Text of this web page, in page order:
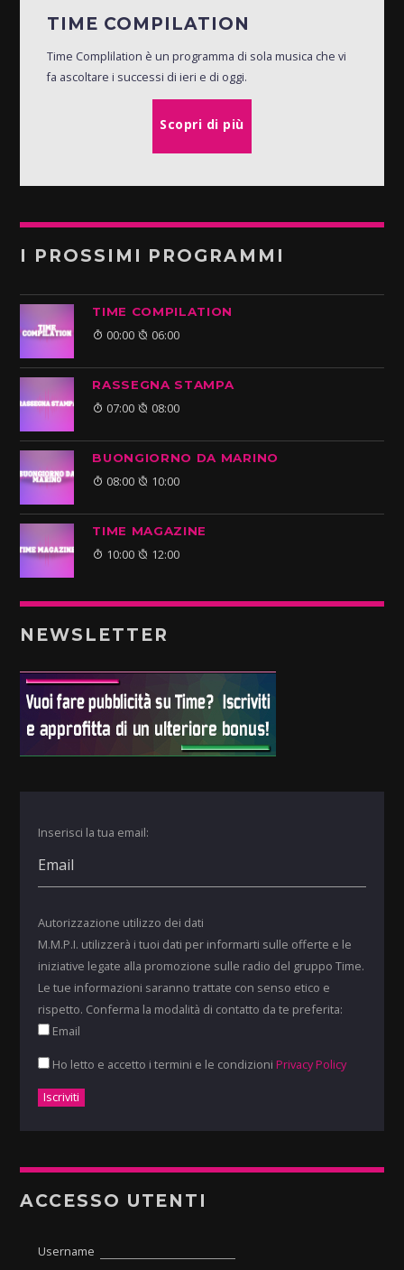
TIME COMPILATION
Time Complilation è un programma di sola musica che vi
fa ascoltare i successi di ieri e di oggi.
Scopri di più
I PROSSIMI PROGRAMMI
TIME COMPILATION
00:00 06:00
RASSEGNA STAMPA
07:00 08:00
BUONGIORNO DA MARINO
08:00 10:00
TIME MAGAZINE
10:00 12:00
NEWSLETTER
Inserisci la tua email:
Autorizzazione utilizzo dei dati
M.M.P.I. utilizzerà i tuoi dati per informarti sulle offerte e le
iniziative legate alla promozione sulle radio del gruppo Time.
Le tue informazioni saranno trattate con senso etico e
rispetto. Conferma la modalità di contatto da te preferita:
Email
Ho letto e accetto i termini e le condizioni Privacy Policy
ACCESSO UTENTI
Username